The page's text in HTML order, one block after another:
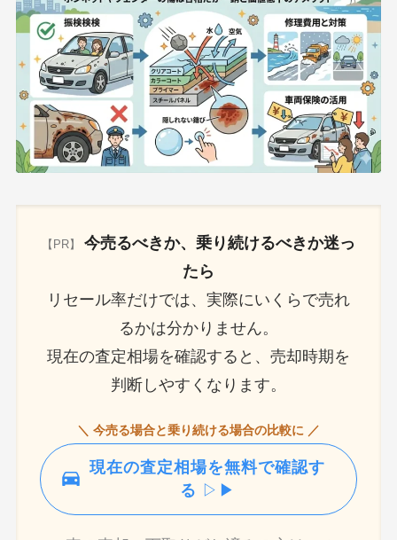
【PR】
今売るべきか、乗り続けるべきか迷っ
たら
リセール率だけでは、実際にいくらで売れ
るかは分かりません。
現在の査定相場を確認すると、売却時期を
判断しやすくなります。
＼ 今売る場合と乗り続ける場合の比較に ／
現在の査定相場を無料で確認す
る ▷▶